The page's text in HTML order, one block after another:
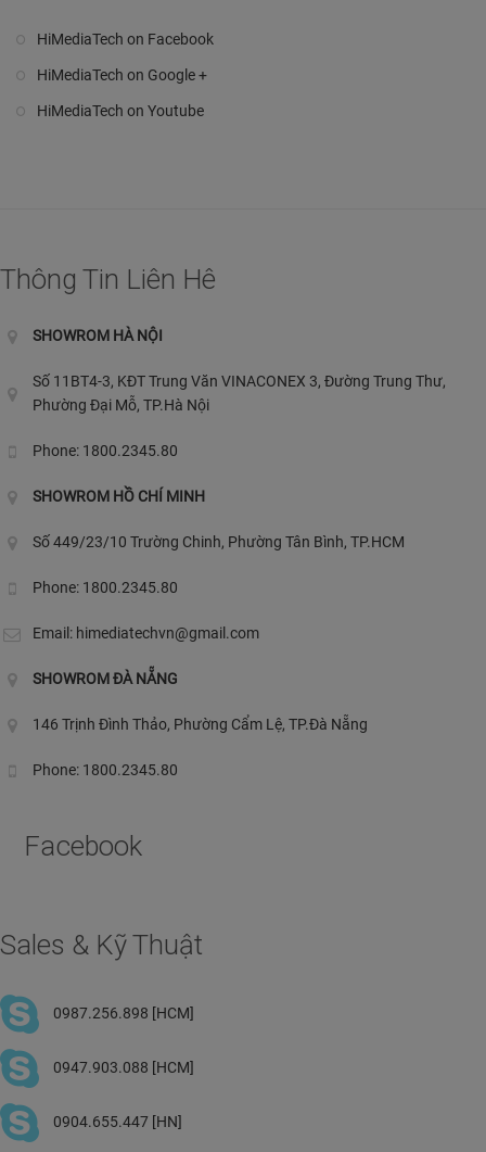
HiMediaTech on Facebook
HiMediaTech on Google +
HiMediaTech on Youtube
Thông Tin Liên Hê
SHOWROM HÀ NỘI
Số 11BT4-3, KĐT Trung Văn VINACONEX 3, Đường Trung Thư,
Phường Đại Mỗ, TP.Hà Nội
Phone: 1800.2345.80
SHOWROM HỒ CHÍ MINH
Số 449/23/10 Trường Chinh, Phường Tân Bình, TP.HCM
Phone: 1800.2345.80
Email: himediatechvn@gmail.com
SHOWROM ĐÀ NẴNG
146 Trịnh Đình Thảo, Phường Cẩm Lệ, TP.Đà Nẵng
Phone: 1800.2345.80
Facebook
Sales & Kỹ Thuật
0987.256.898 [HCM]
0947.903.088 [HCM]
0904.655.447 [HN]